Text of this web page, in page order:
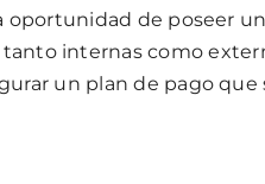
oportunidad de poseer
internas como
un plan de pago